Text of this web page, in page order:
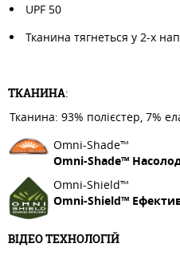
UPF 50
Тканина тягнеться у 2-х
ТКАНИНА:
Тканина: 93% полієстер, 7%
Omni-Shade™
Omni-Shade™
Omni-Shield™
Omni-Shield™
ВІДЕО ТЕХНОЛОГІЙ